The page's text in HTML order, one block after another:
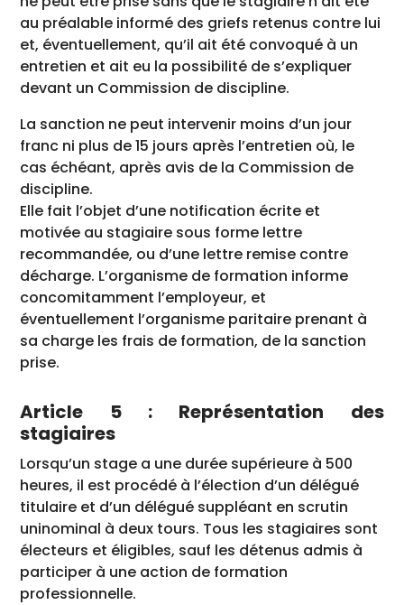
au préalable informé des griefs retenus contre lui
et, éventuellement, qu’il ait été convoqué à un
entretien et ait eu la possibilité de s’expliquer
devant un Commission de discipline.
La sanction ne peut intervenir moins d’un jour
franc ni plus de 15 jours après l’entretien où, le
cas échéant, après avis de la Commission de
discipline.
Elle fait l’objet d’une notification écrite et
motivée au stagiaire sous forme lettre
recommandée, ou d’une lettre remise contre
décharge. L’organisme de formation informe
concomitamment l’employeur, et
éventuellement l’organisme paritaire prenant à
sa charge les frais de formation, de la sanction
prise.
Article 5 : Représentation des
stagiaires
Lorsqu’un stage a une durée supérieure à 500
heures, il est procédé à l’élection d’un délégué
titulaire et d’un délégué suppléant en scrutin
uninominal à deux tours. Tous les stagiaires sont
électeurs et éligibles, sauf les détenus admis à
participer à une action de formation
professionnelle.